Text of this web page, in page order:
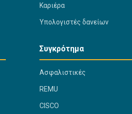
Καριέρα
Υπολογιστές δανείων
Συγκρότημα
Ασφαλιστικές
REMU
CISCO